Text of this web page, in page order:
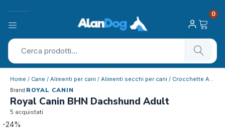
0
Home / Cane / Alimenti per cani / Alimenti secchi per cani / Crocchette Adulto
Brand ROYAL CANIN
Royal Canin BHN Dachshund Adult
5 acquistati
-24%